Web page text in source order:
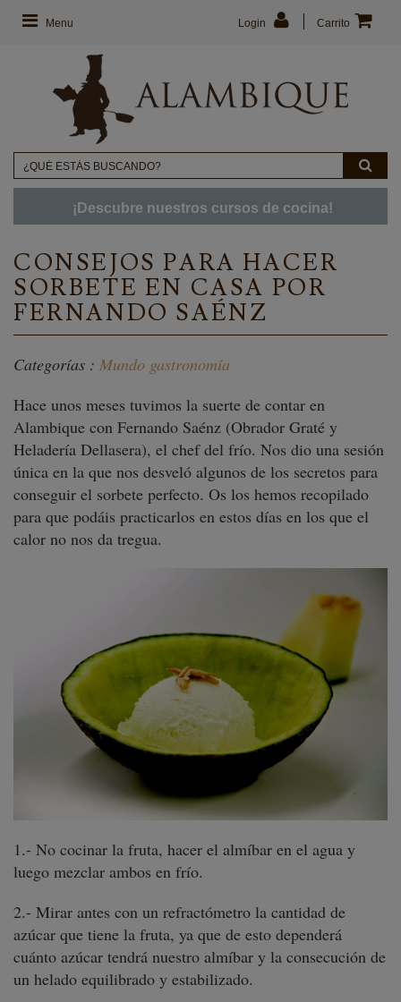
Menu Carrito
Login
¡Descubre nuestros cursos de cocina!
CONSEJOS PARA HACER
SORBETE EN CASA POR
FERNANDO SAÉNZ
Categorías : Mundo gastronomía
Hace unos meses tuvimos la suerte de contar en
Alambique con Fernando Saénz (Obrador Graté y
Heladería Dellasera), el chef del frío. Nos dio una sesión
única en la que nos desveló algunos de los secretos para
conseguir el sorbete perfecto. Os los hemos recopilado
para que podáis practicarlos en estos días en los que el
calor no nos da tregua.
1.- No cocinar la fruta, hacer el almíbar en el agua y
luego mezclar ambos en frío.
2.- Mirar antes con un refractómetro la cantidad de
azúcar que tiene la fruta, ya que de esto dependerá
cuánto azúcar tendrá nuestro almíbar y la consecución de
un helado equilibrado y estabilizado.